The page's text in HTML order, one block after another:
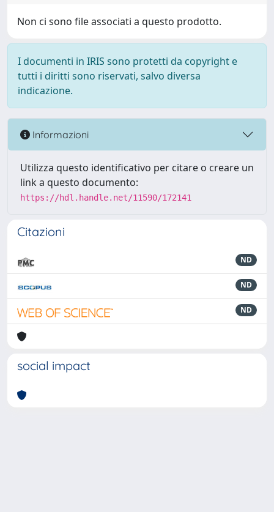
Non ci sono file associati a questo prodotto.
I documenti in IRIS sono protetti da copyright e
tutti i diritti sono riservati, salvo diversa
indicazione.
Informazioni
Utilizza questo identificativo per citare o creare un
link a questo documento:
https://hdl.handle.net/11590/172141
Citazioni
ND
ND
ND
social impact